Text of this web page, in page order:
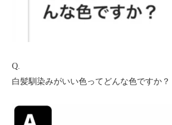
Q.
白髪馴染みがいい色ってどんな色ですか？